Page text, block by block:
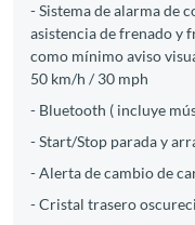
- Sistema de alarma de
asistencia de frenado y
como mínimo aviso
50 km/h / 30 mph
- Bluetooth ( incluye
- Start/Stop parada y
- Alerta de cambio de
- Cristal trasero